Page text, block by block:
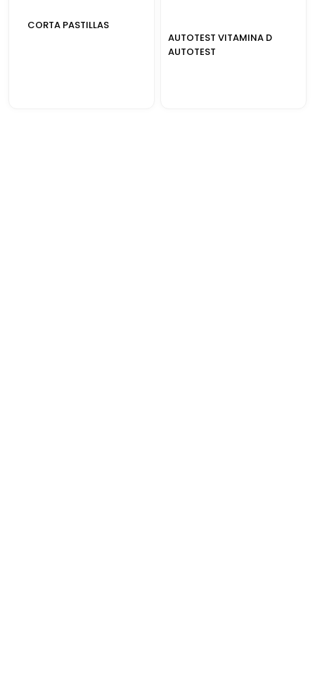
CORTA PASTILLAS
AUTOTEST VITAMINA D
AUTOTEST